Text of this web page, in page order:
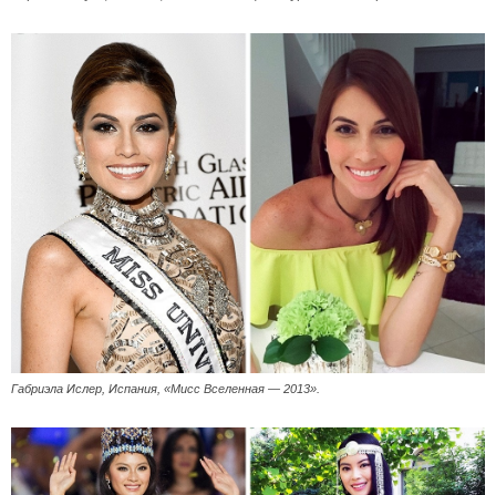
Габриэла Ислер, Испания, «Мисс Вселенная — 2013».